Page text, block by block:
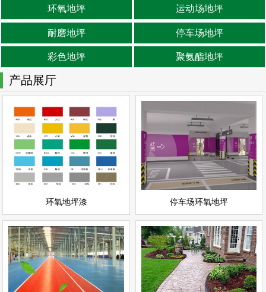
环氧地坪 运动场地坪
耐磨地坪 停车场地坪
彩色地坪 聚氨酯地坪
产品展厅
环氧地坪漆
环氧地坪漆
环氧地坪
立即询问
停车场环氧地坪
停车场环氧地坪
停车场地坪
查看详情
立即询问
聚氨酯超耐磨环氧地坪
聚氨酯地坪 压花地坪
彩色地坪
查看详情